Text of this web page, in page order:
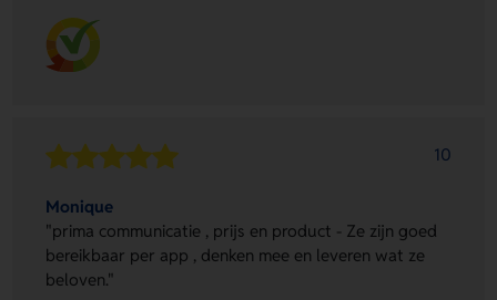
10
Monique
"prima communicatie , prijs en product - Ze zijn goed
bereikbaar per app , denken mee en leveren wat ze
beloven."